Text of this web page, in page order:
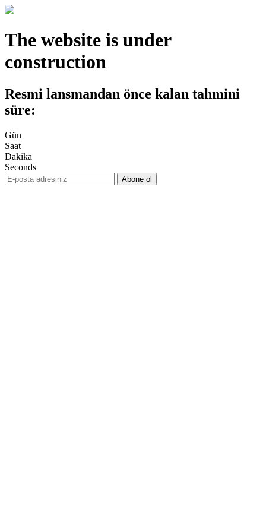
The website is under
construction
Resmi lansmandan önce kalan tahmini
süre:
Gün
Saat
Dakika
Seconds